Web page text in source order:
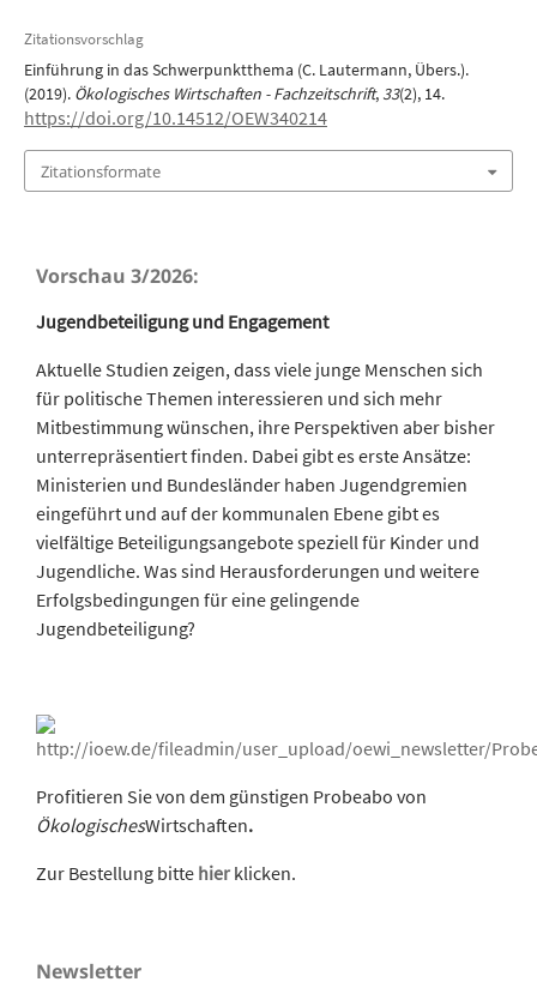
Zitationsvorschlag
Einführung in das Schwerpunktthema (C. Lautermann, Übers.).
(2019). Ökologisches Wirtschaften - Fachzeitschrift, 33(2), 14.
https://doi.org/10.14512/OEW340214
Zitationsformate
Vorschau 3/2026:
Jugendbeteiligung und Engagement
Aktuelle Studien zeigen, dass viele junge Menschen sich
für politische Themen interessieren und sich mehr
Mitbestimmung wünschen, ihre Perspektiven aber bisher
unterrepräsentiert finden. Dabei gibt es erste Ansätze:
Ministerien und Bundesländer haben Jugendgremien
eingeführt und auf der kommunalen Ebene gibt es
vielfältige Beteiligungsangebote speziell für Kinder und
Jugendliche. Was sind Herausforderungen und weitere
Erfolgsbedingungen für eine gelingende
Jugendbeteiligung?
Profitieren Sie von dem günstigen Probeabo von
ÖkologischesWirtschaften.
Zur Bestellung bitte hier klicken.
Newsletter